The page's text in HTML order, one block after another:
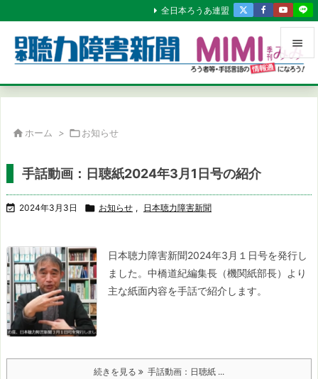


メニュ
次へ
全日本ろうあ連盟
 ホーム > お知らせ
手話動画：日聴紙2024年3月1日号の紹介
 2024年3月3日  お知らせ , 日本聴力障害新聞
日本聴力障害新聞2024年3月１日号を発行し
ました。 中橋道紀編集長（機関紙部長）より
主な紙面内容を手話で紹介します。
続きを見る 手話動画：日聴紙 ...